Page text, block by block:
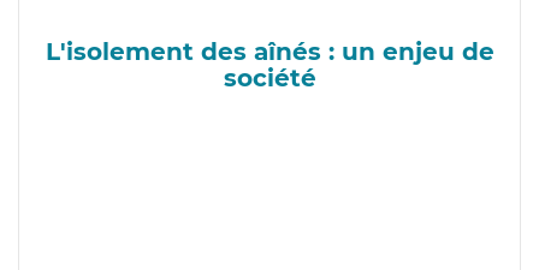
L'isolement des aînés : un enjeu de
société